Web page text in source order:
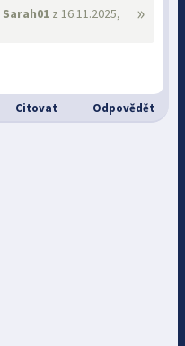
»
Sarah01 z 16.11.2025,
Citovat Odpovědět